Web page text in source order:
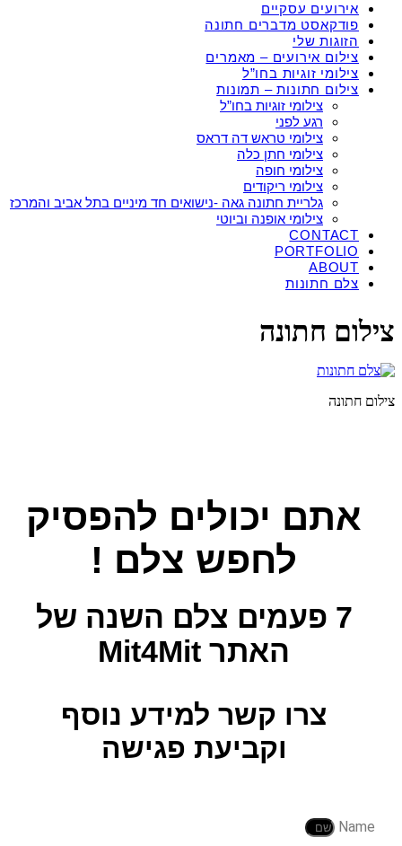
אירועים עסקיים
פודקאסט מדברים חתונה
הזוגות שלי
צילום אירועים – מאמרים
צילומי זוגיות בחו”ל
צילום חתונות – תמונות
צילומי זוגיות בחו”ל
רגע לפני
צילומי טראש דה דראס
צילומי חתן כלה
צילומי חופה
צילומי ריקודים
גלריית חתונה גאה -נישואים חד מיניים בתל אביב והמרכז
צילומי אופנה וביוטי
CONTACT
PORTFOLIO
ABOUT
צלם חתונות
צילום חתונה
צילום חתונה
אתם יכולים להפסיק
לחפש צלם !
7 פעמים צלם השנה
של
האתר Mit4Mit
צרו קשר למידע נוסף
וקביעת פגישה
Name